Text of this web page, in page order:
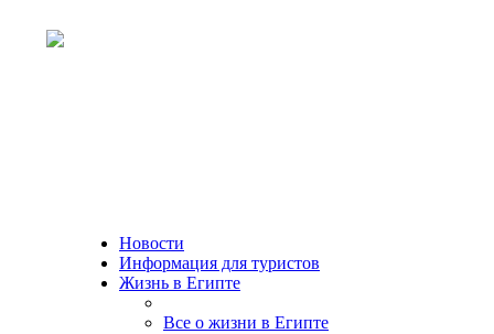
Новости
Информация для туристов
Жизнь в Египте
Все о жизни в Египте